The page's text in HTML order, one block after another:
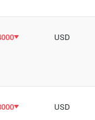
USD
USD